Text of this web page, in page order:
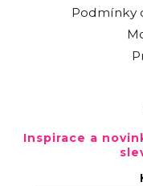
Podmínky
Inspirace a